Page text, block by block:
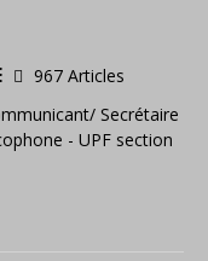
967 Articles
Secrétaire
- UPF section